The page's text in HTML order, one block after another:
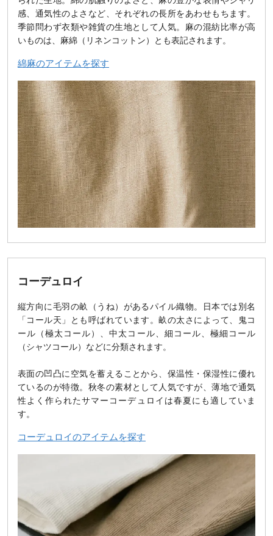
感、通気性のよさなど、それぞれの長所をあわせもちます。
季節問わず衣類や雑貨の生地として人気。麻の混紡比率が高
いものは、麻綿（リネンコットン）とも表記されます。
綿麻のアイテムを探す
コーデュロイ
縦方向に毛羽の畝（うね）があるパイル織物。日本では別名
「コール天」とも呼ばれています。畝の太さによって、鬼コ
ール（極太コール）、中太コール、細コール、極細コール
（シャツコール）などに分類されます。
表面の凹凸に空気を蓄えることから、保温性・保湿性に優れ
ているのが特徴。秋冬の素材として人気ですが、薄地で通気
性よく作られたサマーコーデュロイは春夏にも適していま
す。
コーデュロイのアイテムを探す